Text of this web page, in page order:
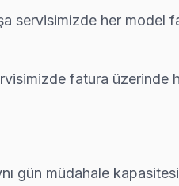
çıkarmıyor.
servisimizde her model
fatura üzerinde
gün müdahale